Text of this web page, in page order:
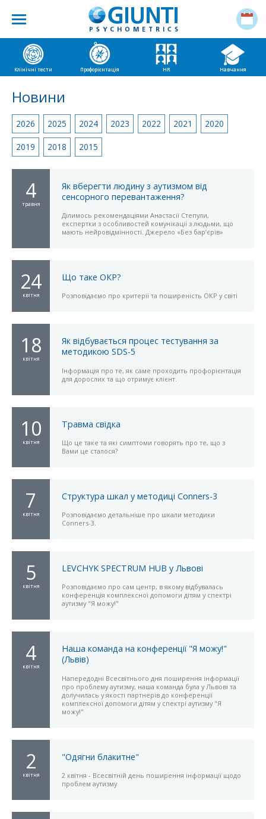
Клінічні тести Профорієнтація HR Навчання
Новини
2026 2025 2024 2023 2022 2021 2020
2019 2018 2015
Як вберегти людину з аутизмом від
сенсорного перевантаження?
4
травня
Ділимось рекомендаціями Анастасії Степули,
експертки з особливостей комунікації з людьми, що
мають нейровідмінності. Джерело «Без барʼєрів»
Що таке ОКР?
24
квітня Розповідаємо про критерії та поширеність ОКР у світі
Як відбувається процес тестування за
методикою SDS-5
18
квітня
Інформація про те, як саме проходить профорієнтація
для дорослих та що отримує клієнт.
Травма свідка
10
квітня
Що це таке та які симптоми говорять про те, що з
Вами це сталося?
Структура шкал у методиці Conners-3
7
квітня
Розповідаємо детальніше про шкали методики
Conners-3.
LEVCHYK SPECTRUM HUB у Львові
5
квітня
Розповідаємо про сам центр, в якому відбувалась
конференція комплексної допомоги дітям у спектрі
аутизму "Я можу!"
Наша команда на конференції "Я можу!"
(Львів)
4
квітня
Напередодні Всесвітнього дня поширення інформації
про проблему аутизму, наша команда була у Львові та
долучилась у якості партнерів до конференції
комплексної допомоги дітям у спектрі аутизму "Я
можу!"
"Одягни блакитне"
2
квітня
2 квітня - Всесвітній день поширення інформації щодо
проблем аутизму